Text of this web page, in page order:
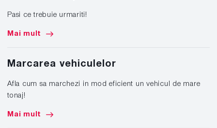
Pasi ce trebuie urmariti!
Mai mult
Marcarea vehiculelor
Afla cum sa marchezi in mod eficient un vehicul de mare
tonaj!
Mai mult